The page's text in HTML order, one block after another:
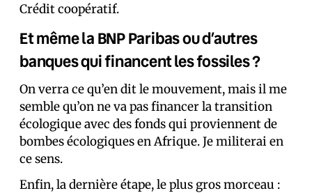
Crédit coopératif.
Et même la BNP Paribas ou d’autres
banques qui financent les fossiles ?
On verra ce qu’en dit le mouvement, mais il me
semble qu’on ne va pas financer la transition
écologique avec des fonds qui proviennent de
bombes écologiques en Afrique. Je militerai en
ce sens.
Enfin, la dernière étape, le plus gros morceau :